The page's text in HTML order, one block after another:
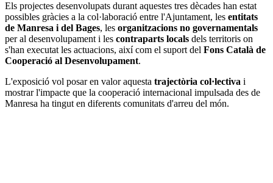
Els projectes desenvolupats durant aquestes tres dècades han estat
possibles gràcies a la col·laboració entre l'Ajuntament, les entitats
de Manresa i del Bages, les organitzacions no governamentals
per al desenvolupament i les contraparts locals dels territoris on
s'han executat les actuacions, així com el suport del Fons Català de
Cooperació al Desenvolupament.
L'exposició vol posar en valor aquesta trajectòria col·lectiva i
mostrar l'impacte que la cooperació internacional impulsada des de
Manresa ha tingut en diferents comunitats d'arreu del món.